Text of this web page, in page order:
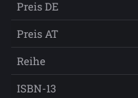
Preis DE
Preis AT
Reihe
ISBN-13